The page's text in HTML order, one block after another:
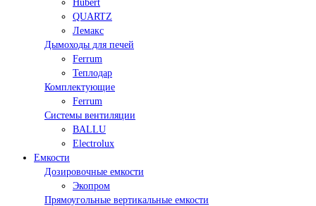
Hubert
QUARTZ
Лемакс
Дымоходы для печей
Ferrum
Теплодар
Комплектующие
Ferrum
Системы вентиляции
BALLU
Electrolux
Емкости
Дозировочные емкости
Экопром
Прямоугольные вертикальные емкости